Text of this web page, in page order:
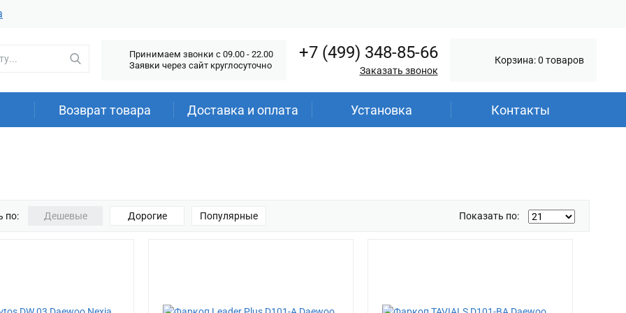
Принимаем звонки c 09.00 - 22.00
Заявки через сайт круглосуточно
+7 (499) 348-85-66
Заказать звонок
Корзина: 0 товаров
Возврат товара Доставка и оплата Установка Контакты
по: Дешевые Дорогие Популярные Показать по: